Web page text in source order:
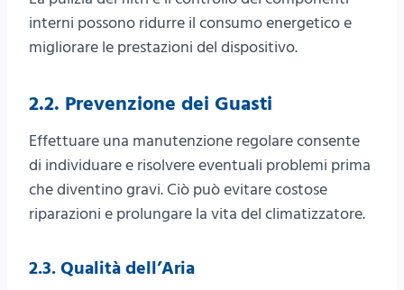
interni possono ridurre il consumo energetico e
migliorare le prestazioni del dispositivo.
2.2. Prevenzione dei Guasti
Effettuare una manutenzione regolare consente
di individuare e risolvere eventuali problemi prima
che diventino gravi. Ciò può evitare costose
riparazioni e prolungare la vita del climatizzatore.
2.3. Qualità dell’Aria